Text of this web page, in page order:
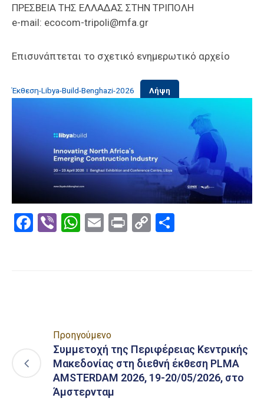
ΠΡΕΣΒΕΙΑ ΤΗΣ ΕΛΛΑΔΑΣ ΣΤΗΝ ΤΡΙΠΟΛΗ
e-mail: ecocom-tripoli@mfa.gr
Επισυνάπτεται το σχετικό ενημερωτικό αρχείο
Έκθεση-Libya-Build-Benghazi-2026 Λήψη
Facebook
ViberWhatsApp
EmailPrintCopy
Προηγούμενο
Συμμετοχή της Περιφέρειας Κεντρικής
Μακεδονίας στη διεθνή έκθεση PLMA
AMSTERDAM 2026, 19-20/05/2026, στο
Άμστερνταμ